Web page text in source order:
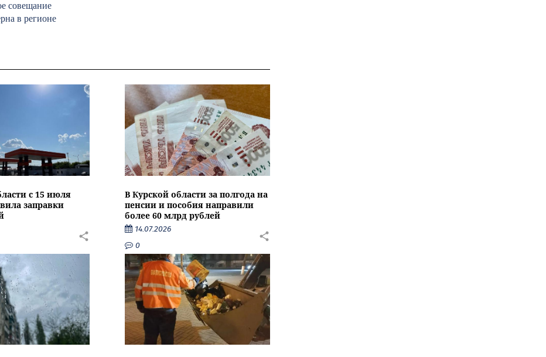
совещание
в регионе
с 15 июля
заправки
В Курской области за полгода на
пенсии и пособия направили
более 60 млрд рублей
14.07.2026
0